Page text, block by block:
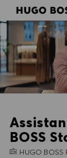
BOSS
FIRMENNAME
HUGO BOSS